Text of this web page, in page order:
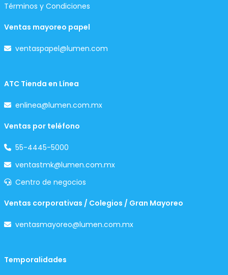
Términos y Condiciones
Ventas mayoreo papel
ventaspapel@lumen.com
ATC Tienda en Línea
enlinea@lumen.com.mx
Ventas por teléfono
55-4445-5000
ventastmk@lumen.com.mx
Centro de negocios
Ventas corporativas / Colegios / Gran Mayoreo
ventasmayoreo@lumen.com.mx
Temporalidades